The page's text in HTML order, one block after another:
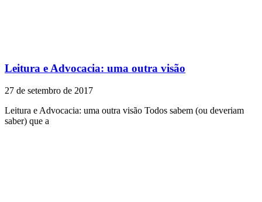
Leitura e Advocacia: uma outra visão
27 de setembro de 2017
Leitura e Advocacia: uma outra visão Todos sabem (ou deveriam
saber) que a